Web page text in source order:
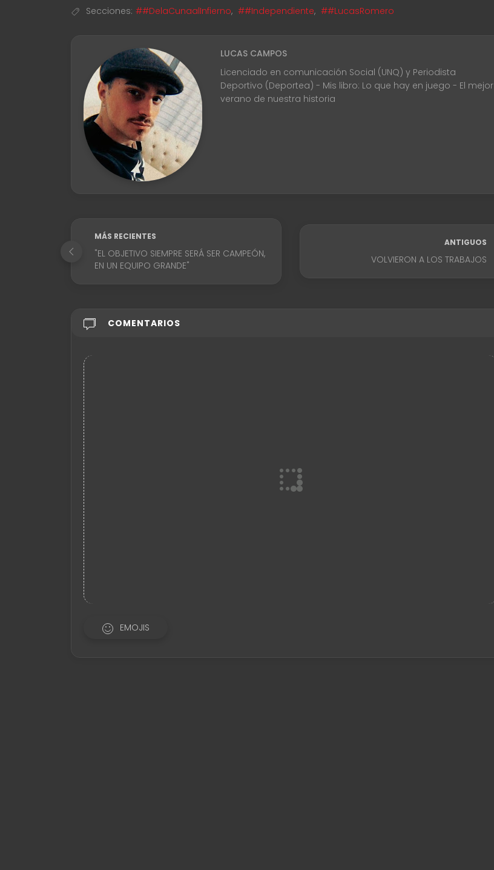
Secciones: ##DelaCunaalInfierno, ##Independiente, ##LucasRomero
LUCAS CAMPOS
Licenciado en comunicación Social (UNQ) y Periodista
Deportivo (Deportea) - Mis libro: Lo que hay en juego - El mejor
verano de nuestra historia
MÁS RECIENTES
"EL OBJETIVO SIEMPRE SERÁ SER CAMPEÓN,
EN UN EQUIPO GRANDE"
ANTIGUOS
VOLVIERON A LOS TRABAJOS
COMENTARIOS
EMOJIS